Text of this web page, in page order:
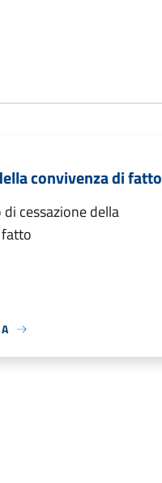
convivenza di fatto
cessazione della